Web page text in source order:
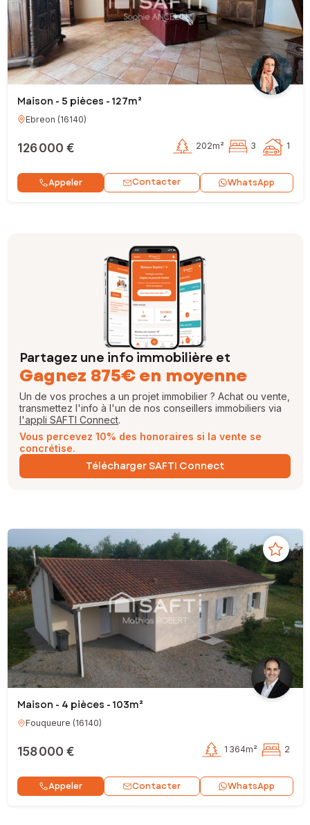
Maison - 5 pièces - 127m²
Ebreon (16140)
126 000 € 202m² 3 1
Appeler Contacter WhatsApp
Partagez une info immobilière et
Gagnez 875€ en moyenne
Un de vos proches a un projet immobilier ? Achat ou vente,
transmettez l'info à l'un de nos conseillers immobiliers via
l'appli SAFTI Connect.
Vous percevez 10% des honoraires si la vente se
concrétise.
Télécharger SAFTI Connect
Maison - 4 pièces - 103m²
Fouqueure (16140)
158 000 € 1 364m² 2
Appeler Contacter WhatsApp